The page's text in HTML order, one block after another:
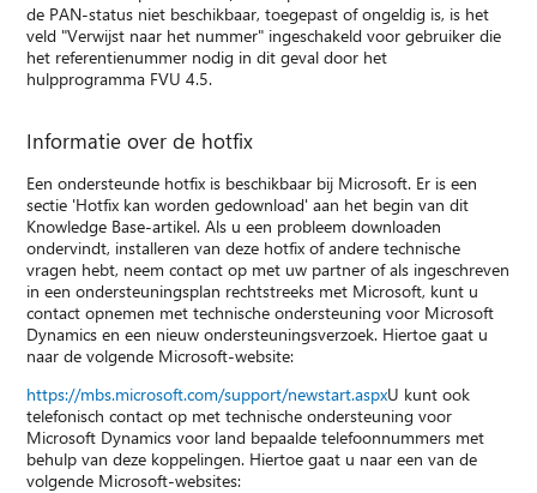
de PAN-status niet beschikbaar, toegepast of ongeldig is, is het
veld "Verwijst naar het nummer" ingeschakeld voor gebruiker die
het referentienummer nodig in dit geval door het
hulpprogramma FVU 4.5.
Informatie over de hotfix
Een ondersteunde hotfix is beschikbaar bij Microsoft. Er is een
sectie 'Hotfix kan worden gedownload' aan het begin van dit
Knowledge Base-artikel. Als u een probleem downloaden
ondervindt, installeren van deze hotfix of andere technische
vragen hebt, neem contact op met uw partner of als ingeschreven
in een ondersteuningsplan rechtstreeks met Microsoft, kunt u
contact opnemen met technische ondersteuning voor Microsoft
Dynamics en een nieuw ondersteuningsverzoek. Hiertoe gaat u
naar de volgende Microsoft-website:
https://mbs.microsoft.com/support/newstart.aspxU kunt ook
telefonisch contact op met technische ondersteuning voor
Microsoft Dynamics voor land bepaalde telefoonnummers met
behulp van deze koppelingen. Hiertoe gaat u naar een van de
volgende Microsoft-websites: